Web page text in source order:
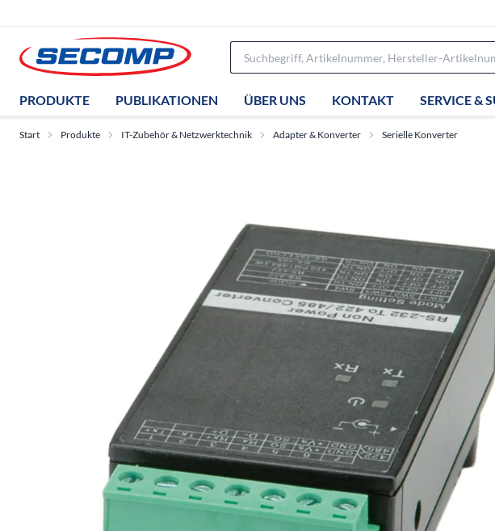
PRODUKTE PUBLIKATIONEN ÜBER UNS KONTAKT SERVICE &
Start Produkte IT-Zubehör & Netzwerktechnik Adapter & Konverter Serielle Konverter